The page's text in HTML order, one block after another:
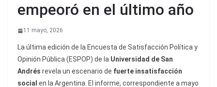
empeoró en el último año
11 mayo, 2026
La última edición de la Encuesta de Satisfacción Política y
Opinión Pública (ESPOP) de la Universidad de San
Andrés revela un escenario de fuerte insatisfacción
social en la Argentina. El informe, correspondiente a mayo